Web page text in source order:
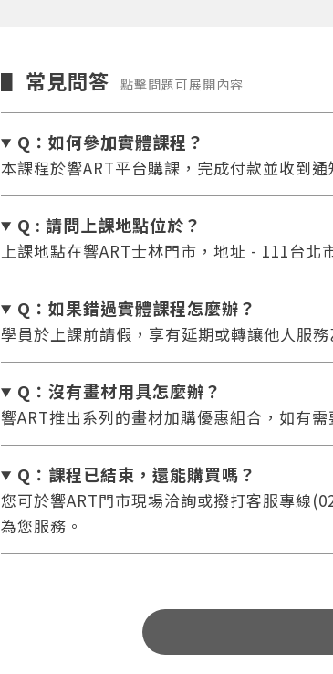
您
▋ 常見問答 點擊問題可展開內容
Q：如何參加實體課程？
本課程於響ART平台購課，完成付款並收到
Q : 請問上課地點位於？
上課地點在響ART士林門市，地址 - 111台北
Q：如果錯過實體課程怎麼辦？
學員於上課前請假，享有延期或轉讓他人服
Q：沒有畫材用具怎麼辦？
響ART推出系列的畫材加購優惠組合，如有
Q：課程已結束，還能購買嗎？
您可於響ART門市現場洽詢或撥打客服專線
為您服務。